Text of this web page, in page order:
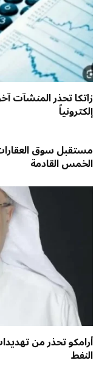
زاتكا تحذر المنشآت
إلكترونياً
مستقبل سوق
الخمس القادمة
أرامكو تحذر من
النفط